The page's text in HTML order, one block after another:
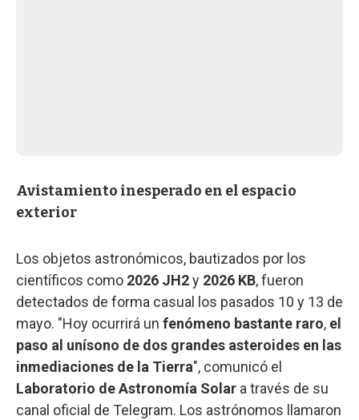
Avistamiento inesperado en el espacio
exterior
Los objetos astronómicos, bautizados por los
científicos como 2026 JH2y 2026 KB, fueron
detectados de forma casual los pasados 10 y 13 de
mayo. "Hoy ocurrirá un fenómeno bastante raro, el
paso al unísono de dos grandes asteroides en las
inmediaciones de la Tierra", comunicó el
Laboratorio de Astronomía Solar a través de su
canal oficial de Telegram. Los astrónomos llamaron